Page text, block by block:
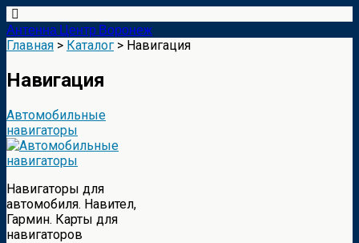
Антенна Центр Воронеж
Главная > Каталог > Навигация
Навигация
Автомобильные
навигаторы
Навигаторы для
автомобиля. Навител,
Гармин. Карты для
навигаторов